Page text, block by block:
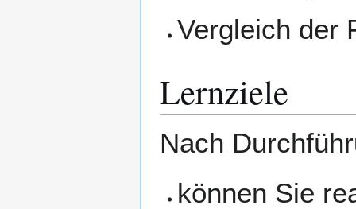
Vergleich der
Lernziele
Nach
können Sie